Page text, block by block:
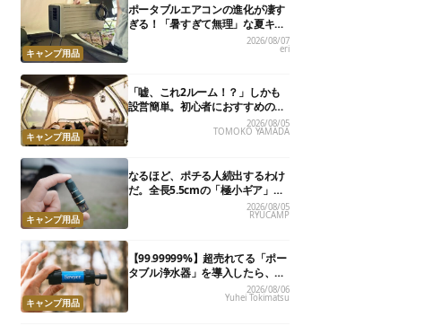
キャンプ用品
ポータブルエアコンの進化が凄す
ぎる！「暑すぎて無理」な夏キャ
ンプを激変させる最新5選2026/08/07
eri
キャンプ用品
「嘘、これ2ルーム！？」しかも
設営簡単。初心者におすすめの最
新“おしゃれ広々テント”7選2026/08/05
TOMOKO YAMADA
キャンプ用品
なるほど、ポチる人続出するわけ
だ。全長5.5cmの「極小ギア」を
使って分かったほんとの魅力2026/08/05
RYUCAMP
キャンプ用品
【99.99999%】超売れてる「ポー
タブル浄水器」を導入したら、防
災が明確に自分ごと化した2026/08/06
Yuhei Tokimatsu